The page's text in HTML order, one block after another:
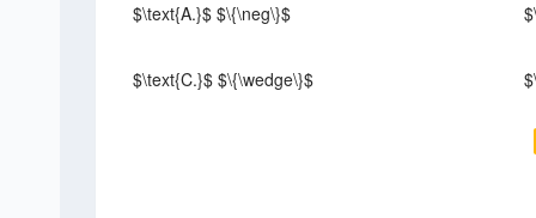
$\text{A.}$ $\{\neg\}$
$\text{C.}$ $\{\wedge\}$